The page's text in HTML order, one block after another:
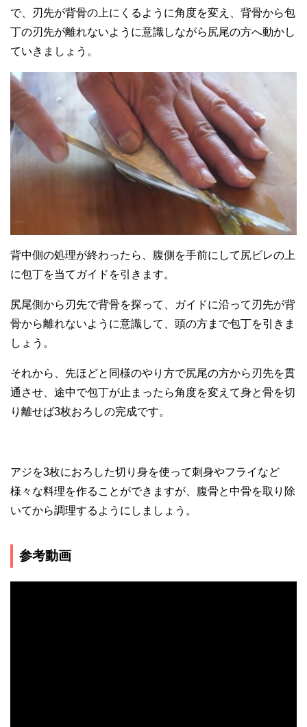
で、刃先が背骨の上にくるように角度を変え、背骨から包
丁の刃先が離れないように意識しながら尻尾の方へ動かし
ていきましょう。
背中側の処理が終わったら、腹側を手前にして尻ビレの上
に包丁を当てガイドを引きます。
尻尾側から刃先で背骨を探って、ガイドに沿って刃先が背
骨から離れないように意識して、頭の方まで包丁を引きま
しょう。
それから、先ほどと同様のやり方で尻尾の方から刃先を貫
通させ、途中で包丁が止まったら角度を変えて身と骨を切
り離せば3枚おろしの完成です。
アジを3枚におろした切り身を使って刺身やフライなど
様々な料理を作ることができますが、腹骨と中骨を取り除
いてから調理するようにしましょう。
参考動画